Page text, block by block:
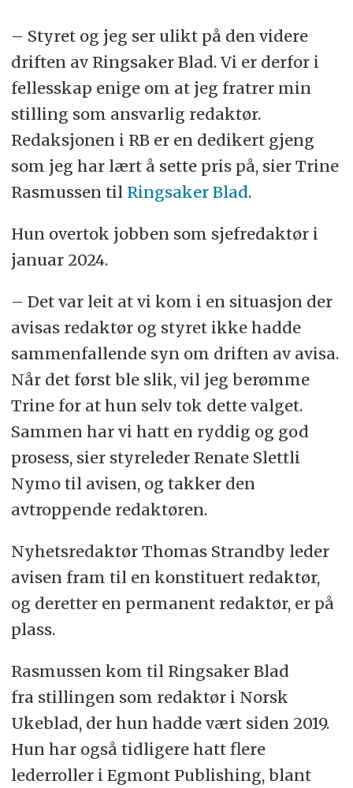
– Styret og jeg ser ulikt på den videre
driften av Ringsaker Blad. Vi er derfor i
fellesskap enige om at jeg fratrer min
stilling som ansvarlig redaktør.
Redaksjonen i RB er en dedikert gjeng
som jeg har lært å sette pris på, sier Trine
Rasmussen til Ringsaker Blad.
Hun overtok jobben som sjefredaktør i
januar 2024.
– Det var leit at vi kom i en situasjon der
avisas redaktør og styret ikke hadde
sammenfallende syn om driften av avisa.
Når det først ble slik, vil jeg berømme
Trine for at hun selv tok dette valget.
Sammen har vi hatt en ryddig og god
prosess, sier styreleder Renate Slettli
Nymo til avisen, og takker den
avtroppende redaktøren.
Nyhetsredaktør Thomas Strandby leder
avisen fram til en konstituert redaktør,
og deretter en permanent redaktør, er på
plass.
Rasmussen kom til Ringsaker Blad
fra stillingen som redaktør i Norsk
Ukeblad, der hun hadde vært siden 2019.
Hun har også tidligere hatt flere
lederroller i Egmont Publishing, blant